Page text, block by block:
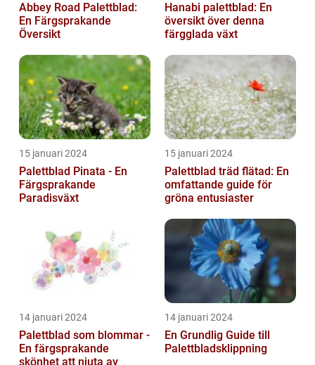
Abbey Road Palettblad:
En Färgsprakande
Översikt
Hanabi palettblad: En
översikt över denna
färgglada växt
15 januari 2024
Palettblad Pinata - En
Färgsprakande
Paradisväxt
15 januari 2024
Palettblad träd flätad: En
omfattande guide för
gröna entusiaster
14 januari 2024
Palettblad som blommar -
En färgsprakande
skönhet att njuta av
14 januari 2024
En Grundlig Guide till
Palettbladsklippning